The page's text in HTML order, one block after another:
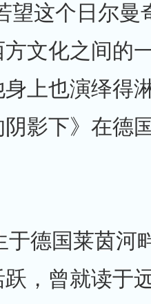
望这个日尔曼
文化之间的
上也演绎得
阴影下》在德
德国莱茵河
，曾就读于